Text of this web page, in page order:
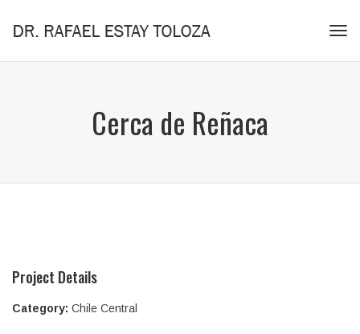
Cerca de Reñaca
Project Details
Category: Chile Central